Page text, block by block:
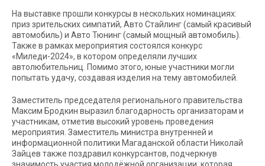
На выставке прошли конкурсы в нескольких номинациях:
приз зрительских симпатий, Авто Стайлинг (самый красивый
автомобиль) и Авто Тюнинг (самый мощный автомобиль).
Также в рамках мероприятия состоялся конкурс
«Миледи-2024», в котором определяли лучших
автолюбительниц. Помимо этого, юные участники могли
попытать удачу, создавая изделия на тему автомобилей.
Заместитель председателя регионального правительства
Максим Бродкин выразил благодарность организаторам и
участникам, отметив высокий уровень проведения
мероприятия. Заместитель министра внутренней и
информационной политики Магаданской области Николай
Зайцев также поздравил конкурсантов, подчеркнув
значимость участия молодёжной организации, которая